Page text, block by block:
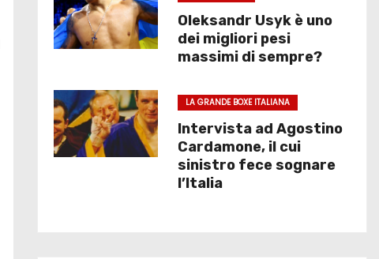
Oleksandr Usyk è uno
dei migliori pesi
massimi di sempre?
LA GRANDE BOXE ITALIANA
Intervista ad Agostino
Cardamone, il cui
sinistro fece sognare
l’Italia